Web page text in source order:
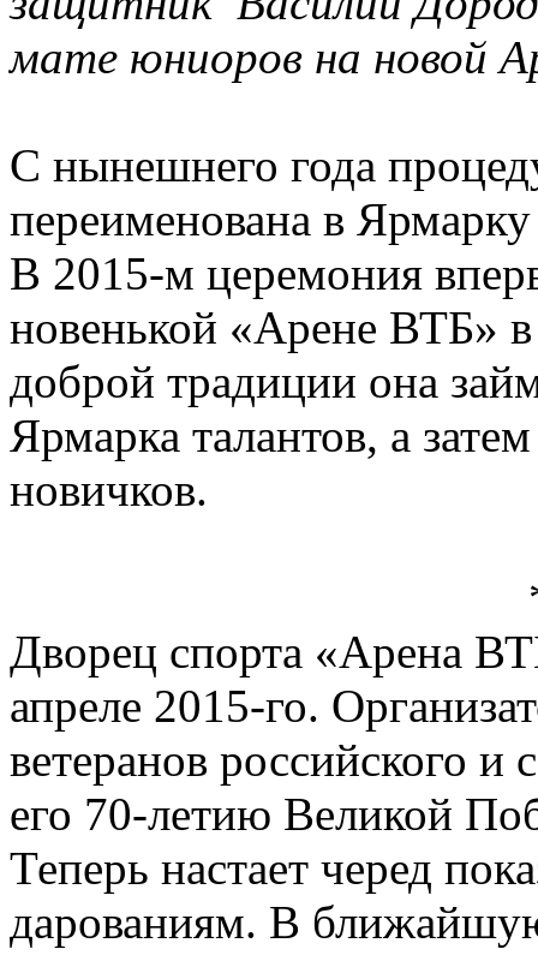
мате юниоров на новой
С нынешнего года
переименована в
В 2015-м церемония
новенькой «Арене ВТБ»
доброй традиции она
Ярмарка талантов, а
новичков.
Дворец спорта «Арена
апреле 2015-го.
ветеранов российского и
его 70-летию Великой
Теперь настает черед
дарованиям. В